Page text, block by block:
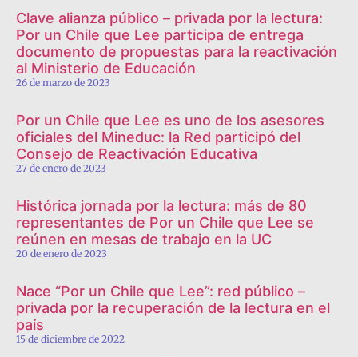
Clave alianza público – privada por la lectura:
Por un Chile que Lee participa de entrega
documento de propuestas para la reactivación
al Ministerio de Educación
26 de marzo de 2023
Por un Chile que Lee es uno de los asesores
oficiales del Mineduc: la Red participó del
Consejo de Reactivación Educativa
27 de enero de 2023
Histórica jornada por la lectura: más de 80
representantes de Por un Chile que Lee se
reúnen en mesas de trabajo en la UC
20 de enero de 2023
Nace “Por un Chile que Lee”: red público –
privada por la recuperación de la lectura en el
país
15 de diciembre de 2022